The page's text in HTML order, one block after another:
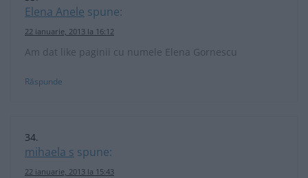
Elena Anele spune:
22 ianuarie, 2013 la 16:12
Am dat like paginii cu numele Elena Gornescu
Răspunde
mihaela s spune:
22 ianuarie, 2013 la 15:43